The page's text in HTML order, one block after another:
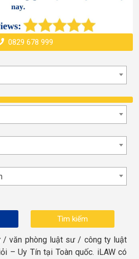
0829 678 999
/ văn phòng luật sư / công ty luật
– Uy Tín tại Toàn quốc. iLAW có